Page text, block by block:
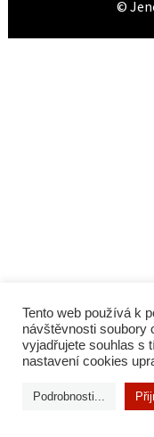
©
Tento web používá k
návštěvnosti soubory
vyjadřujete souhlas s
nastavení cookies
Podrobnosti...